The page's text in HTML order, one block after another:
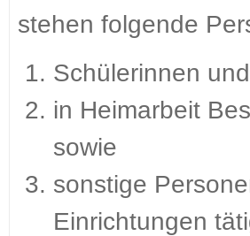
stehen folgende
Schülerinnen
in Heimarbeit
sowie
sonstige
Einrichtungen